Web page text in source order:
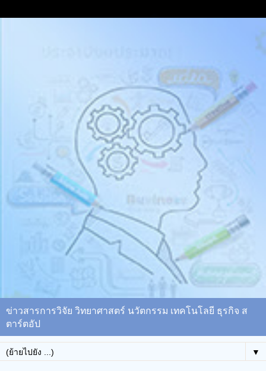
ข่าวสารการวิจัย วิทยาศาสตร์ นวัตกรรม เทคโนโลยี ธุรกิจ ส
ตาร์ตอัป
▼